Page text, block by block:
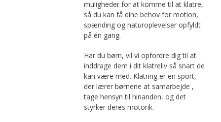
muligheder for at komme til at klatre,
så du kan få dine behov for motion,
spænding og naturoplevelser opfyldt
på én gang.
Har du børn, vil vi opfordre dig til at
inddrage dem i dit klatreliv så snart de
kan være med. Klatring er en sport,
der lærer børnene at samarbejde ,
tage hensyn til hinanden, og det
styrker deres motorik.